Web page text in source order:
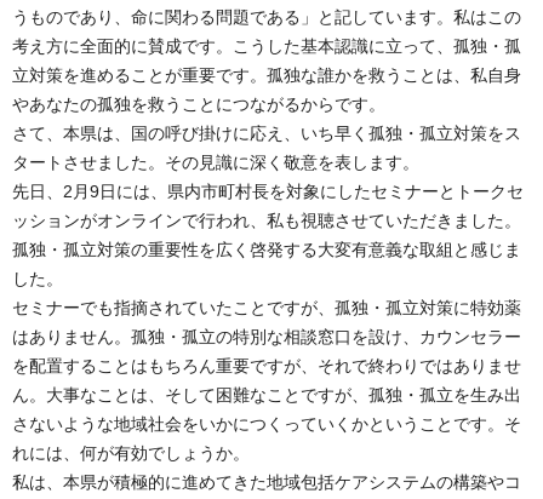
うものであり、命に関わる問題である」と記しています。私はこの
考え方に全面的に賛成です。こうした基本認識に立って、孤独・孤
立対策を進めることが重要です。孤独な誰かを救うことは、私自身
やあなたの孤独を救うことにつながるからです。
さて、本県は、国の呼び掛けに応え、いち早く孤独・孤立対策をス
タートさせました。その見識に深く敬意を表します。
先日、2月9日には、県内市町村長を対象にしたセミナーとトークセ
ッションがオンラインで行われ、私も視聴させていただきました。
孤独・孤立対策の重要性を広く啓発する大変有意義な取組と感じま
した。
セミナーでも指摘されていたことですが、孤独・孤立対策に特効薬
はありません。孤独・孤立の特別な相談窓口を設け、カウンセラー
を配置することはもちろん重要ですが、それで終わりではありませ
ん。大事なことは、そして困難なことですが、孤独・孤立を生み出
さないような地域社会をいかにつくっていくかということです。そ
れには、何が有効でしょうか。
私は、本県が積極的に進めてきた地域包括ケアシステムの構築やコ